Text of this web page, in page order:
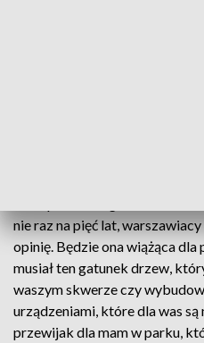
nie raz na pięć lat,
opinię. Będzie ona wiążąca
musiał ten gatunek drzew,
waszym skwerze czy
urządzeniami, które dla was są
przewijak dla mam w parku,